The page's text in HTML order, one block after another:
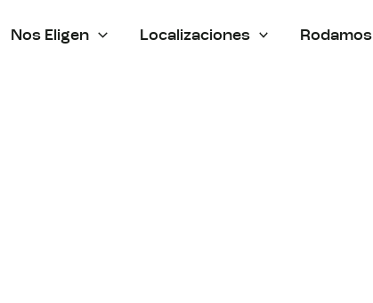
Nos Eligen Localizaciones Rodamos